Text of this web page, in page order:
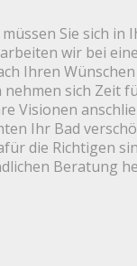
müssen Sie sich
wir bei
Ihren
nehmen sich Zeit
Visionen
Ihr Bad
die Richtigen
Beratung